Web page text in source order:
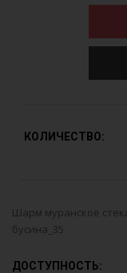
КОЛИЧЕСТВО:
Шарм муранское
бусина_35
ДОСТУПНОСТЬ: